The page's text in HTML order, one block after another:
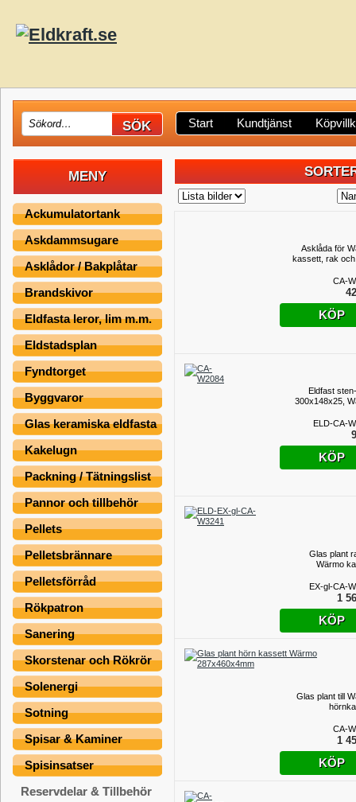
Start Kundtjänst
MENY
Ackumulatortank
Askdammsugare
Asklådor / Bakplåtar
Brandskivor
Eldfasta leror, lim m.m.
Eldstadsplan
Fyndtorget
Byggvaror
Glas keramiska eldfasta
Kakelugn
Packning / Tätningslist
Pannor och tillbehör
Pellets
Pelletsbrännare
Pelletsförråd
Rökpatron
Sanering
Skorstenar och Rökrör
Solenergi
Sotning
Spisar & Kaminer
Spisinsatser
Reservdelar & Tillbehör
Asklåda för
kassett, rak
CA-
KÖP
Eldfast
300x148x25,
ELD-CA-
KÖP
Glas plant
Wärmo
EX-gl-CA-
1
KÖP
Glas plant till
CA-
1
KÖP